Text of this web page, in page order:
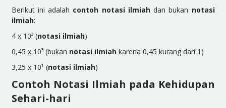
Berikut ini adalah contoh notasi ilmiahdan bukan notasi
ilmiah:
4 x 10³ (notasi ilmiah)
0,45 x 10³ (bukan notasi ilmiahkarena 0,45 kurang dari 1)
3,25 x 10¹ (notasi ilmiah)
Contoh Notasi Ilmiah pada Kehidupan
Sehari-hari